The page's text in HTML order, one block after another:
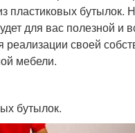
пластиковых бутылок.
для вас полезной и
реализации своей
мебели.
бутылок.